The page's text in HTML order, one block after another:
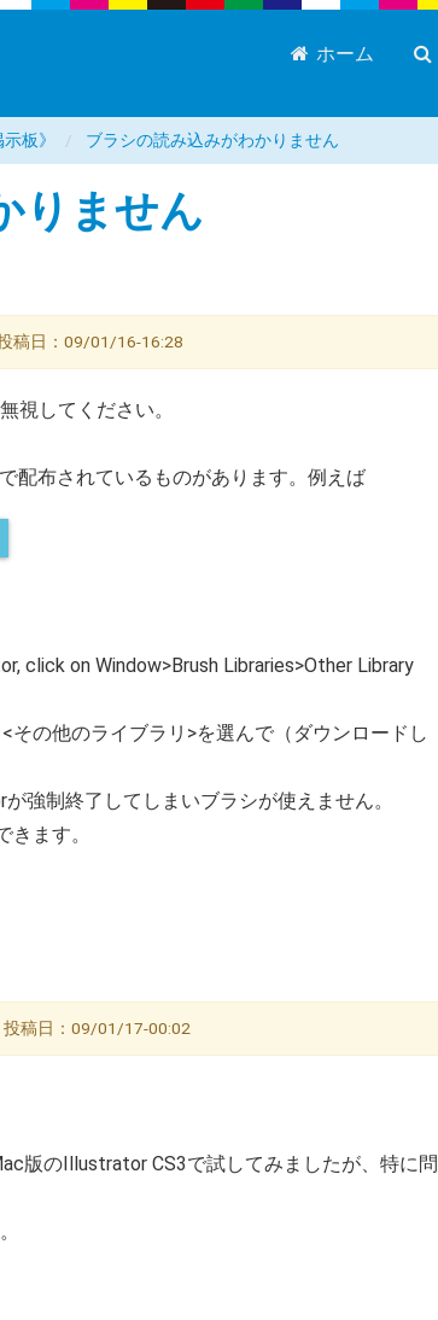
ホーム
板》 ブラシの読み込みがわかりません
りません
稿日：09/01/16-16:28
視してください。
配布されているものがあります。例えば
click on Window>Brush Libraries>Other Library
の他のライブラリ>を選んで（ダウンロードし
強制終了してしまいブラシが使えません。
ます。
投稿日：09/01/17-00:02
版のIllustrator CS3で試してみましたが、特に問